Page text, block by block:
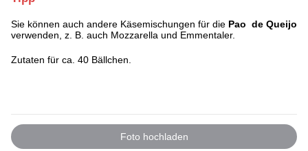
Sie können auch andere Käsemischungen für die Pao de Queijo
verwenden, z. B. auch Mozzarella und Emmentaler.
Zutaten für ca. 40 Bällchen.
Foto hochladen